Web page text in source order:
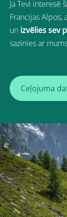
Ja Tevi interesē
Francijas Alpos,
un izvēlies sev
sazinies ar
Ceļojuma